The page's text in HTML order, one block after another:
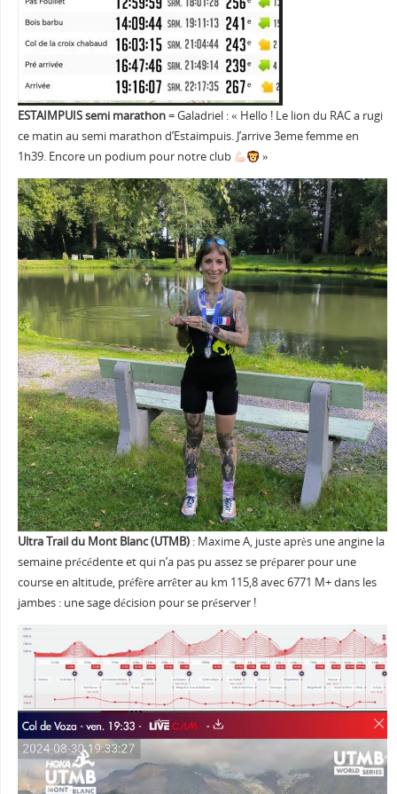
ESTAIMPUIS semi marathon= Galadriel : « Hello ! Le lion du RAC a rugi
ce matin au semi marathon d’Estaimpuis. J’arrive 3eme femme en
1h39. Encore un podium pour notre club
»
Ultra Trail du Mont Blanc (UTMB): Maxime A, juste après une angine la
semaine précédente et qui n’a pas pu assez se préparer pour une
course en altitude, préfère arrêter au km 115,8 avec 6771 M+ dans les
jambes : une sage décision pour se préserver !